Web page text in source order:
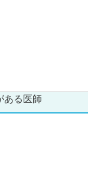
ある医師